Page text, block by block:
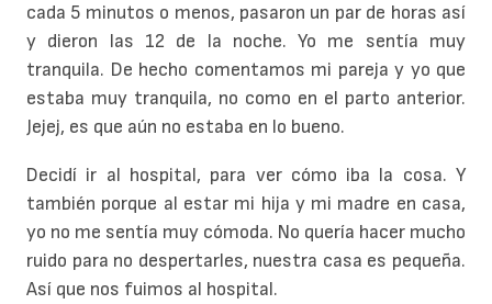
cada 5 minutos o menos, pasaron un par de horas así
y dieron las 12 de la noche. Yo me sentía muy
tranquila. De hecho comentamos mi pareja y yo que
estaba muy tranquila, no como en el parto anterior.
Jejej, es que aún no estaba en lo bueno.
Decidí ir al hospital, para ver cómo iba la cosa. Y
también porque al estar mi hija y mi madre en casa,
yo no me sentía muy cómoda. No quería hacer mucho
ruido para no despertarles, nuestra casa es pequeña.
Así que nos fuimos al hospital.